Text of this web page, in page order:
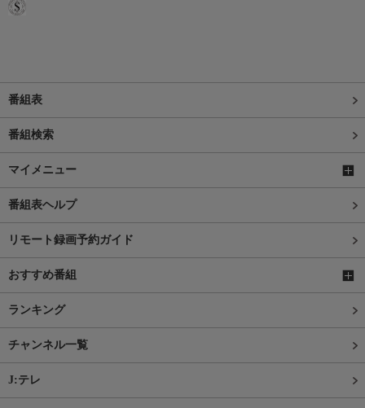
番組表
番組検索
マイメニュー
番組表ヘルプ
リモート録画予約ガイド
おすすめ番組
ランキング
チャンネル一覧
J:テレ